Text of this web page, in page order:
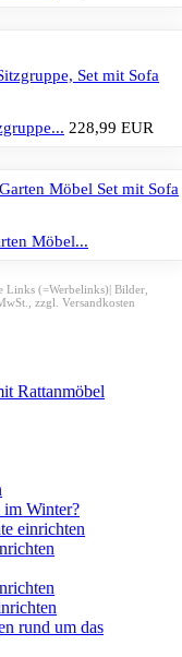
228,99 EUR
Möbel...
(=Werbelinks)| Bilder,
zzgl. Versandkosten
Rattanmöbel
im Winter?
einrichten
rund um das